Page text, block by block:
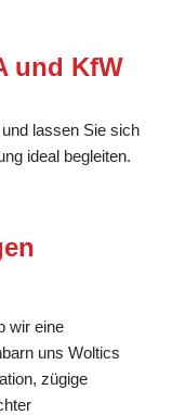
und KfW
lassen Sie sich
ideal begleiten.
wir eine
uns Woltics
zügige